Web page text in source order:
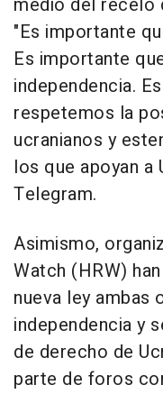
medio del recelo
"Es importante
Es importante
independencia.
respetemos la
ucranianos y
los que apoyan a
Telegram.
Asimismo,
Watch (HRW)
nueva ley ambas
independencia y
de derecho de
parte de foros